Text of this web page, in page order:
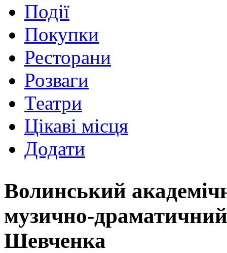
Події
Покупки
Ресторани
Розваги
Театри
Цікаві місця
Додати
Волинський
музично-драматичний
Шевченка